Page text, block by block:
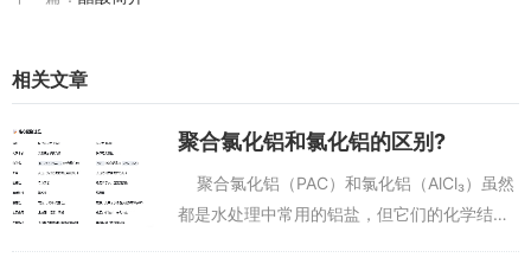
什么情况下用这个产品？系统被高毒性冲击了，COD突然飙高，或
者需要紧急提标的时候。我们宇寰科技可以免费做小试，帮你找出最
佳的投加量和投加周期。
我们家的水处理产品线挺全的。除了这个降解除毒菌剂，还有硝化
菌剂、反硝化菌剂、复合脱氮菌、餐厨垃圾处理菌剂等。不同水质都
相关文章
聚合氯化铝和氯化铝的区别?
聚合氯化铝（PAC）和氯化铝（AlCl₃）虽然
都是水处理中常用的铝盐，但它们的化学结构